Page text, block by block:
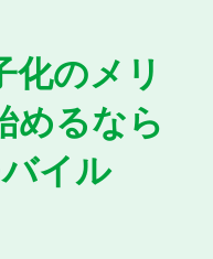
化のメリ
めるなら
イル